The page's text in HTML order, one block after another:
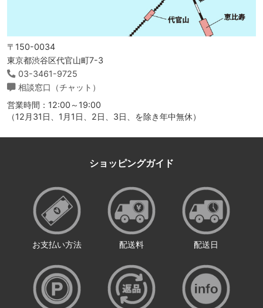
〒150-0034
東京都渋谷区代官山町7-3
03-3461-9725
相談窓口（チャット）
営業時間：12:00～19:00
（12月31日、1月1日、2日、3日、を除き年中無休）
ショッピングガイド
お支払い方法 配送料 配送日